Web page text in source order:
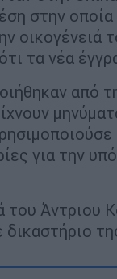
στην
οικογένειά
τα νέα
από
για την
του Άντριου